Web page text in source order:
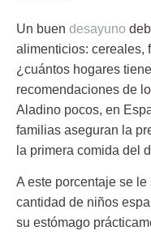
Un buen desayuno
alimenticios: cereales,
¿cuántos hogares
recomendaciones de
Aladino pocos, en
familias aseguran la
la primera comida del
A este porcentaje se
cantidad de niños
su estómago